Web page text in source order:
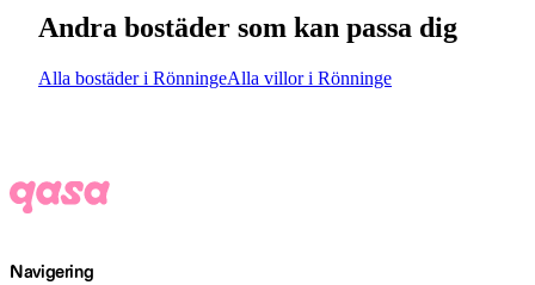
Andra bostäder som kan passa dig
Alla bostäder i RönningeAlla villor i Rönninge
Navigering